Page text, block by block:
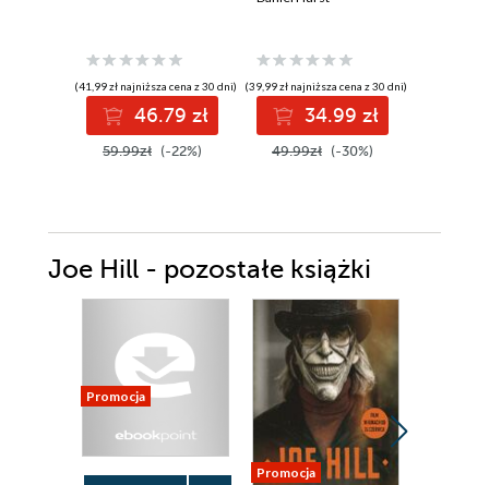
(41,99 zł najniższa cena z 30 dni)
46.79 zł
59.99zł (-22%)
(39,99 zł najniższa cena z 30 dni)
34.99 zł
49.99zł (-30%)
Joe Hill - pozostałe książki
Promocja
Promocja